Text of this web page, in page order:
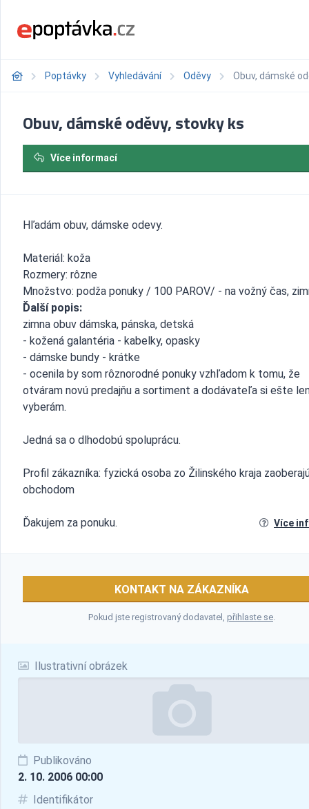
Poptávky Vyhledávání Oděvy Obuv, dámské
Ilustrativní obrázek
Publikováno
2. 10. 2006 00:00
Identifikátor
Obuv, dámské oděvy, stovky ks
Více informací
Hľadám obuv, dámske odevy.
Materiál: koža
Rozmery: rôzne
Množstvo: podža ponuky / 100 PAROV/ - na vožný čas,
Ďalší popis:
zimna obuv dámska, pánska, detská
- kožená galantéria - kabelky, opasky
- dámske bundy - krátke
- ocenila by som rôznorodné ponuky vzhľadom k tomu, že
otváram novú predajňu a sortiment a dodávateľa si ešte
vyberám.
Jedná sa o dlhodobú spoluprácu.
Profil zákazníka: fyzická osoba zo Žilinského kraja
obchodom
Ďakujem za ponuku. Více
KONTAKT NA ZÁKAZNÍKA
Pokud jste registrovaný dodavatel, přihlaste se.